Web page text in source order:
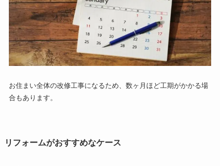
お住まい全体の改修工事になるため、数ヶ月ほど工期がかかる場
合もあります。
リフォームがおすすめなケース